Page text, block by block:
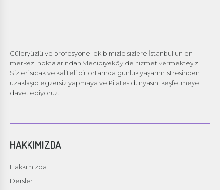
Güleryüzlü ve profesyonel ekibimizle sizlere İstanbul’un en
merkezi noktalarından Mecidiyeköy’de hizmet vermekteyiz.
Sizleri sıcak ve kaliteli bir ortamda günlük yaşamın stresinden
uzaklaşıp egzersiz yapmaya ve Pilates dünyasını keşfetmeye
davet ediyoruz.
HAKKIMIZDA
Hakkımızda
Dersler